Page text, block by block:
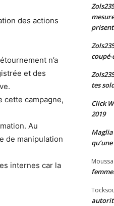
des actions
n’a
et des
cette campagne,
Au
de manipulation
internes car la
Zols235
Zols235
coupé-
Zols235
tes
Click
2019
Moussa